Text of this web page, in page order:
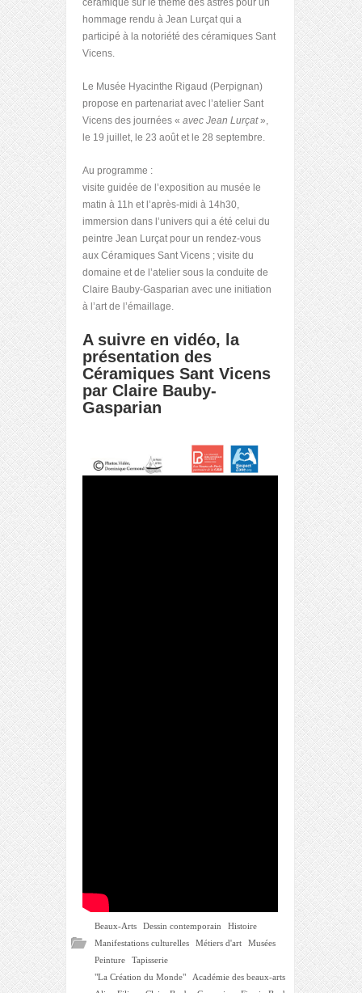
céramique sur le thème des astres pour un
hommage rendu à Jean Lurçat qui a
participé à la notoriété des céramiques Sant
Vicens.
Le Musée Hyacinthe Rigaud (Perpignan)
propose en partenariat avec l’atelier Sant
Vicens des journées « avec Jean Lurçat»,
le 19 juillet, le 23 août et le 28 septembre.
Au programme :
visite guidée de l’exposition au musée le
matin à 11h et l’après-midi à 14h30,
immersion dans l’univers qui a été celui du
peintre Jean Lurçat pour un rendez-vous
aux Céramiques Sant Vicens ; visite du
domaine et de l’atelier sous la conduite de
Claire Bauby-Gasparian avec une initiation
à l’art de l’émaillage.
A suivre en vidéo, la
présentation des
Céramiques Sant Vicens
par Claire Bauby-
Gasparian
Beaux-Arts Dessin contemporain
Histoire
Manifestations culturelles
Métiers d'art
Musées
Peinture
Tapisserie
"La Création du Monde"
Académie des beaux-arts